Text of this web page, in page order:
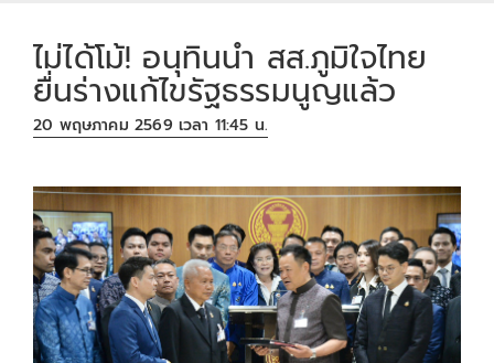
ไม่ได้โม้! อนุทินนำ สส.ภูมิใจไทย
ยื่นร่างแก้ไขรัฐธรรมนูญแล้ว
20 พฤษภาคม 2569 เวลา 11:45 น.